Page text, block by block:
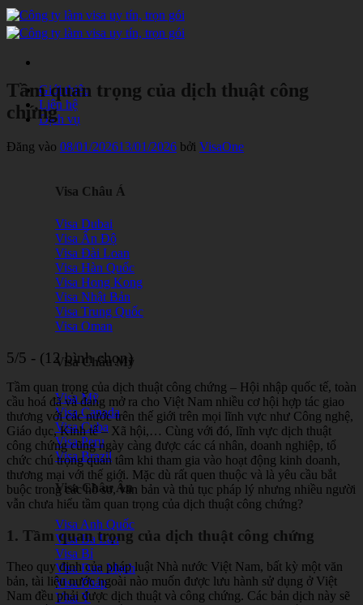
Bỏ
qua
nội
Giới thiệu
Liên hệ
Dịch vụ
Visa Châu Á
Visa Dubai
Visa Ấn Độ
Visa Đài Loan
Visa Hàn Quốc
Visa Hong Kong
Visa Nhật Bản
Visa Trung Quốc
Visa Oman
Visa Châu Mỹ
Visa Mỹ
Visa Canada
Visa Cuba
Visa Peru
Visa Brazil
Visa Châu Âu
Visa Anh Quốc
Visa Ba Lan
Visa Bỉ
Visa Đan Mạch
Visa Pháp
Visa Ý
Tầm quan trọng của dịch thuật công
chứng
Đăng vào 08/01/202613/01/2026 bởi VisaOne
5/5 - (12 bình chọn)
Tầm quan trọng của dịch thuật công chứng – Hội nhập quốc tế, toàn
cầu hoá đã và đang mở ra cho Việt Nam nhiều cơ hội hợp tác giao
thương với các nước trên thế giới trên mọi lĩnh vực như Công nghệ,
Giáo dục, Kinh tế – Xã hội,… Cùng với đó, lĩnh vực dịch thuật
công chứng cũng ngày càng được các cá nhân, doanh nghiệp, tổ
chức chú trọng quan tâm khi tham gia vào hoạt động kinh doanh,
thương mại với thế giới. Mặc dù rất quen thuộc và là yêu cầu bắt
buộc trong các hồ sơ, văn bản và thủ tục pháp lý nhưng nhiều người
vẫn chưa hiểu tầm quan trọng của dịch thuật công chứng?
1. Tầm quan trọng của dịch thuật công chứng
Theo quy định của pháp luật Nhà nước Việt Nam, bất kỳ một văn
bản, tài liệu nước ngoài nào muốn được lưu hành sử dụng ở Việt
Nam đều phải được dịch thuật và công chứng. Các bản dịch này sẽ